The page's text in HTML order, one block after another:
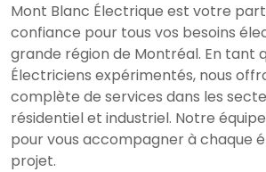
Mont Blanc Électrique est votre
confiance pour tous vos besoins
grande région de Montréal. En tant
Électriciens expérimentés, nous
complète de services dans les
résidentiel et industriel. Notre
pour vous accompagner à chaque
projet.